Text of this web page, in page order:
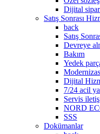
Dijital
Satış Sonrası
back
Satış
Devreye
Bakım
Yedek
Dijital
7/24 acil
Servis
NORD
SSS
Dokümanlar